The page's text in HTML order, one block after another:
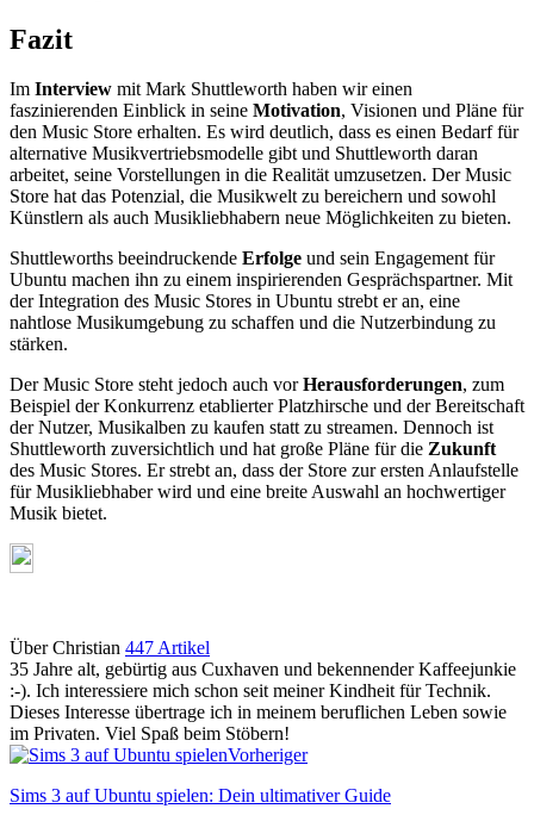
Fazit
Im Interview mit Mark Shuttleworth haben wir einen
faszinierenden Einblick in seine Motivation, Visionen und Pläne für
den Music Store erhalten. Es wird deutlich, dass es einen Bedarf für
alternative Musikvertriebsmodelle gibt und Shuttleworth daran
arbeitet, seine Vorstellungen in die Realität umzusetzen. Der Music
Store hat das Potenzial, die Musikwelt zu bereichern und sowohl
Künstlern als auch Musikliebhabern neue Möglichkeiten zu bieten.
Shuttleworths beeindruckende Erfolge und sein Engagement für
Ubuntu machen ihn zu einem inspirierenden Gesprächspartner. Mit
der Integration des Music Stores in Ubuntu strebt er an, eine
nahtlose Musikumgebung zu schaffen und die Nutzerbindung zu
stärken.
Der Music Store steht jedoch auch vorHerausforderungen, zum
Beispiel der Konkurrenz etablierter Platzhirsche und der Bereitschaft
der Nutzer, Musikalben zu kaufen statt zu streamen. Dennoch ist
Shuttleworth zuversichtlich und hat große Pläne für die Zukunft
des Music Stores. Er strebt an, dass der Store zur ersten Anlaufstelle
für Musikliebhaber wird und eine breite Auswahl an hochwertiger
Musik bietet.
Über Christian 447 Artikel
35 Jahre alt, gebürtig aus Cuxhaven und bekennender Kaffeejunkie
:-). Ich interessiere mich schon seit meiner Kindheit für Technik.
Dieses Interesse übertrage ich in meinem beruflichen Leben sowie
im Privaten. Viel Spaß beim Stöbern!
Webseite
Vorheriger
Sims 3 auf Ubuntu spielen: Dein ultimativer Guide